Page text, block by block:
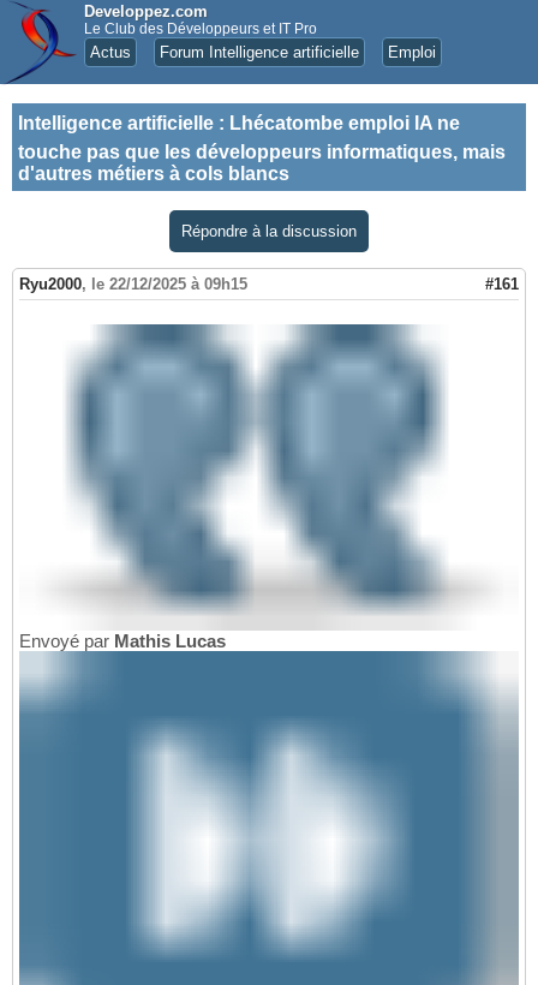
Developpez.com
Le Club des Développeurs et IT Pro
Actus Forum Intelligence artificielle Emploi
Intelligence artificielle : Lhécatombe emploi IA ne
touche pas que les développeurs informatiques, mais
d'autres métiers à cols blancs
Répondre à la discussion
Ryu2000, le 22/12/2025 à 09h15 #161
Envoyé par Mathis Lucas